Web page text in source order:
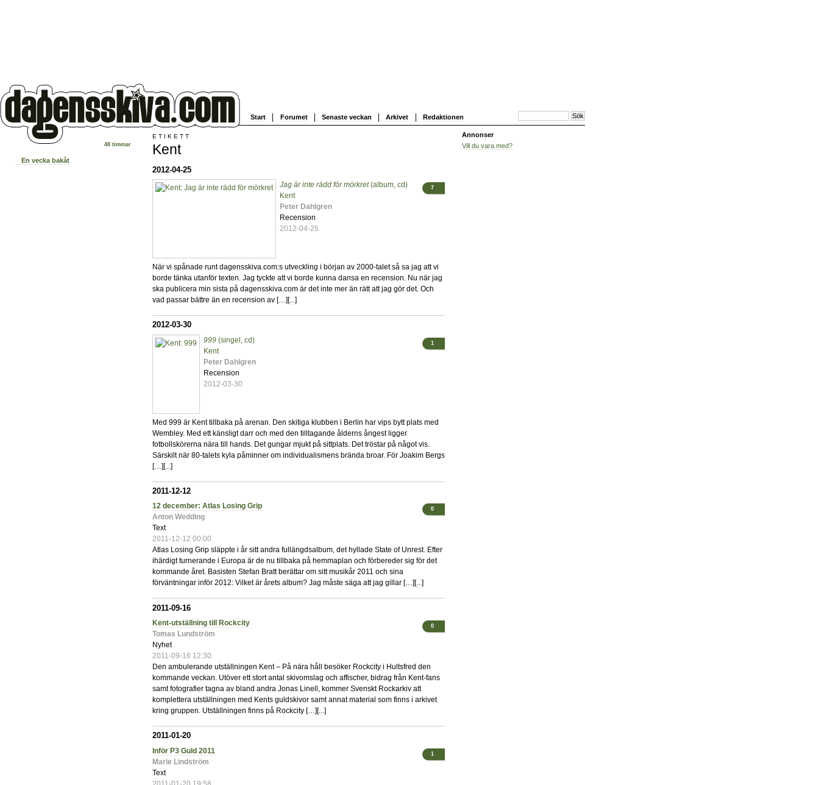
Start Forumet Senaste veckan Arkivet Redaktionen
48 timmar
En vecka bakåt
ETIKETT
Kent
2012-04-25
Jag är inte rädd för mörkret(album, cd)
Kent
Peter Dahlgren
Recension
2012-04-25
7
När vi spånade runt dagensskiva.com:s utveckling i början av 2000-talet så sa jag att vi
borde tänka utanför texten. Jag tyckte att vi borde kunna dansa en recension. Nu när jag
ska publicera min sista på dagensskiva.com är det inte mer än rätt att jag gör det. Och
vad passar bättre än en recension av […][...]
2012-03-30
999 (singel, cd)
Kent
Peter Dahlgren
Recension
2012-03-30
1
Med 999 är Kent tillbaka på arenan. Den skitiga klubben i Berlin har vips bytt plats med
Wembley. Med ett känsligt darr och med den tilltagande ålderns ångest ligger
fotbollskörerna nära till hands. Det gungar mjukt på sittplats. Det tröstar på något vis.
Särskilt när 80-talets kyla påminner om individualismens brända broar. För Joakim Bergs
[…][... ]
2011-12-12
12 december: Atlas Losing Grip
Anton Wedding
Text
2011-12-12 00:00
0
Atlas Losing Grip släppte i år sitt andra fullängdsalbum, det hyllade State of Unrest. Efter
ihärdigt turnerande i Europa är de nu tillbaka på hemmaplan och förbereder sig för det
kommande året. Basisten Stefan Bratt berättar om sitt musikår 2011 och sina
förväntningar inför 2012: Vilket är årets album? Jag måste säga att jag gillar […][...]
2011-09-16
Kent-utställning till Rockcity
Tomas Lundström
Nyhet
2011-09-16 12:30
0
Den ambulerande utställningen Kent – På nära håll besöker Rockcity i Hultsfred den
kommande veckan. Utöver ett stort antal skivomslag och affischer, bidrag från Kent-fans
samt fotografier tagna av bland andra Jonas Linell, kommer Svenskt Rockarkiv att
komplettera utställningen med Kents guldskivor samt annat material som finns i arkivet
kring gruppen. Utställningen finns på Rockcity […][...]
2011-01-20
Inför P3 Guld 2011
Marie Lindström
Text
1
Annonser
Vill du vara med?